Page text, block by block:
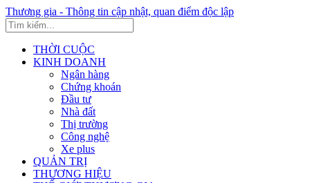
Thương gia - Thông tin cập nhật, quan điểm độc lập
THỜI CUỘC
KINH DOANH
Ngân hàng
Chứng khoán
Đầu tư
Nhà đất
Thị trường
Công nghệ
Xe plus
QUẢN TRỊ
THƯƠNG HIỆU